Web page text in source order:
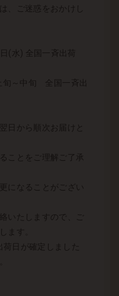
、ご迷惑をおかけし
水) 全国一斉出荷
旬～中旬 全国一斉出
日から順次お届けと
ことをご理解ご了承
になることがござい
いたしますので、ご
ます。
荷日が確定しました